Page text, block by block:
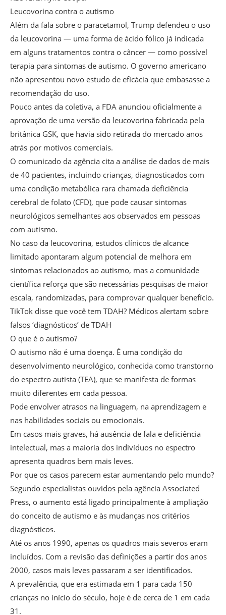
Leucovorina contra o autismo
Além da fala sobre o paracetamol, Trump defendeu o uso
da leucovorina — uma forma de ácido fólico já indicada
em alguns tratamentos contra o câncer — como possível
terapia para sintomas de autismo. O governo americano
não apresentou novo estudo de eficácia que embasasse a
recomendação do uso.
Pouco antes da coletiva, a FDA anunciou oficialmente a
aprovação de uma versão da leucovorina fabricada pela
britânica GSK, que havia sido retirada do mercado anos
atrás por motivos comerciais.
O comunicado da agência cita a análise de dados de mais
de 40 pacientes, incluindo crianças, diagnosticados com
uma condição metabólica rara chamada deficiência
cerebral de folato (CFD), que pode causar sintomas
neurológicos semelhantes aos observados em pessoas
com autismo.
No caso da leucovorina, estudos clínicos de alcance
limitado apontaram algum potencial de melhora em
sintomas relacionados ao autismo, mas a comunidade
científica reforça que são necessárias pesquisas de maior
escala, randomizadas, para comprovar qualquer benefício.
TikTok disse que você tem TDAH? Médicos alertam sobre
falsos ‘diagnósticos’ de TDAH
O que é o autismo?
O autismo não é uma doença. É uma condição do
desenvolvimento neurológico, conhecida como transtorno
do espectro autista (TEA), que se manifesta de formas
muito diferentes em cada pessoa.
Pode envolver atrasos na linguagem, na aprendizagem e
nas habilidades sociais ou emocionais.
Em casos mais graves, há ausência de fala e deficiência
intelectual, mas a maioria dos indivíduos no espectro
apresenta quadros bem mais leves.
Por que os casos parecem estar aumentando pelo mundo?
Segundo especialistas ouvidos pela agência Associated
Press, o aumento está ligado principalmente à ampliação
do conceito de autismo e às mudanças nos critérios
diagnósticos.
Até os anos 1990, apenas os quadros mais severos eram
incluídos. Com a revisão das definições a partir dos anos
2000, casos mais leves passaram a ser identificados.
A prevalência, que era estimada em 1 para cada 150
crianças no início do século, hoje é de cerca de 1 em cada
31.